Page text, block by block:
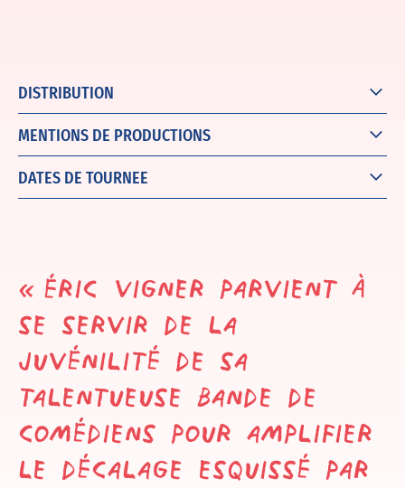
DISTRIBUTION
MENTIONS DE PRODUCTIONS
DATES DE TOURNEE
« Éric Vigner parvient à
se servir de la
juvénilité de sa
talentueuse bande de
comédiens pour amplifier
le décalage esquissé par